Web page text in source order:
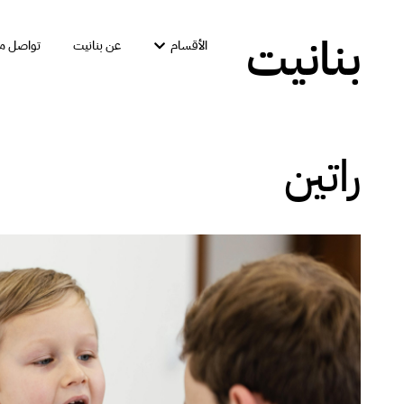
بنانيت الأقسام عن بنانيت تواصل
راتين